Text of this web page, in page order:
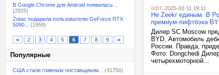
В Google Chrome для Android появилась...
(2925)
Zotac подарила пользователю GeForce RTX
5090...
(1959)
< 2 3 4 5 6 7 8 9 >
Популярные
США стали главным поставщиком...
(41756)
iXBT, 2025-02-11 19:11
Не Zeekr единым. В
премиум-лифтбэка
Дилер SC Moscow
BYD. Автомобиль
России. Правда,
Фото: Dongchedi
четырехмоторной...